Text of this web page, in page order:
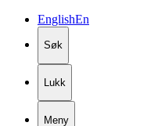
EnglishEn
Søk
Lukk
Meny